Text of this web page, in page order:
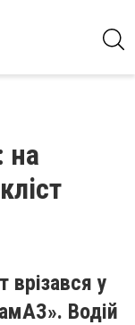
на
врізався у
Водій